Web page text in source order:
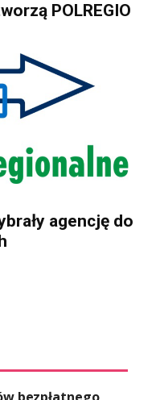
POLREGIO
agencję do